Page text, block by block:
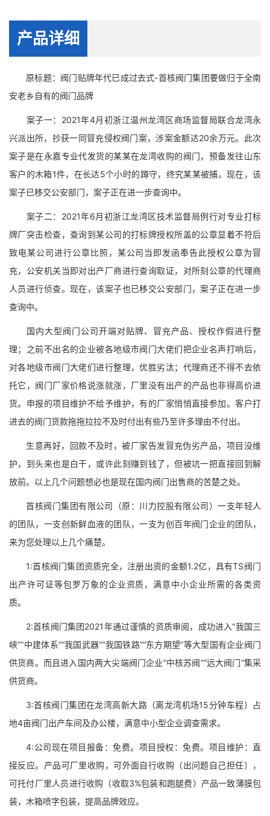
产品详细
原标题：阀门贴牌年代已成过去式-首核阀门集团要做归于全南
安老乡自有的阀门品牌
案子一：2021年4月初浙江温州龙湾区商场监督局联合龙湾永
兴派出所，抄获一同冒充侵权阀门案，涉案金额达20余万元。此次
案子是在永嘉专业代发货的某某在龙湾收购的阀门，预备发往山东
客户的木箱1件，在长达5个小时的蹲守，终究某某被捕。现在，该
案子已移交公安部门，案子正在进一步查询中。
案子二：2021年6月初浙江龙湾区技术监督局例行对专业打标
牌厂突击检查，查询到某公司的打标牌授权所盖的公章显着不符后
致电某公司进行公章比照，某公司当即发函奉告此授权公章为冒
充，公安机关当即对出产厂商进行查询取证，对所刻公章的代理商
人员进行侦查。现在，该案子也已移交公安部门，案子正在进一步
查询中。
国内大型阀门公司开端对贴牌、冒充产品、授权作假进行整
理；之前不出名的企业被各地级市阀门大佬们把企业名声打响后，
对各地级市阀门大佬们进行整理，优胜劣汰；代理商还不得不去依
托它，阀门厂家价格说涨就涨，厂里没有出产的产品也非得高价进
货。申报的项目维护不给予维护，有的厂家悄悄直接参加。客户打
进去的阀门货款拖拖拉拉不及时付出有些乃至许多理由不付出。
生意再好，回款不及时，被厂家告发冒充伪劣产品，项目没维
护，到头来也是白干，或许此刻赚到钱了，但被坑一把直接回到解
放前。以上几个问题想必也是现在国内阀门出售商的苦楚之处。
首核阀门集团有限公司（原：川力控股有限公司）一支年轻人
的团队，一支创新鲜血液的团队，一支为创百年阀门企业的团队，
来为您处理以上几个痛楚。
1:首核阀门集团资质完全，注册出资的金额1.2亿，具有TS阀门
出产许可证等包罗万象的企业资质，满意中小企业所需的各类资
质。
2:首核阀门集团2021年通过谨慎的资质审阅，成功进入“我国三
峡”“中建体系”“我国武器”“我国铁路”“东方期望”等大型国有企业阀门
供货商。而且进入国内两大尖端阀门企业“中核苏阀”“远大阀门”集采
供货商。
3:首核阀门集团在龙湾高新大路（离龙湾机场15分钟车程）占
地4亩阀门出产车间及办公楼，满意中小型企业调查需求。
4:公司现在项目报备：免费。项目授权：免费。项目维护：直
接反应。产品可厂里收购，可外面自行收购（出问题自己担任），
可托付厂里人员进行收购（收取3%包装和跑腿费）产品一致薄膜包
装，木箱喷字包装，提高品牌效应。